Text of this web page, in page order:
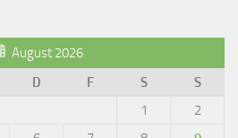
August 2026
D F S
S
1
2